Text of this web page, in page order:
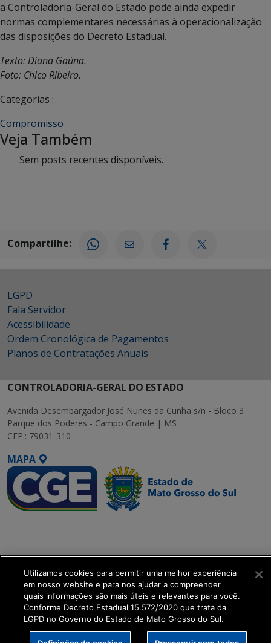
a Controladoria-Geral do Estado pode ainda expedir
normas complementares necessárias à operacionalização
das disposições do Decreto Estadual.
Texto: Diana Gaúna.
Foto: Chico Ribeiro.
Categorias :
Compromisso
Veja Também
Sem posts recentes disponíveis.
Compartilhe:
LGPD
Fala Servidor
Acessibilidade
Ordem Cronológica de Pagamentos
Planos de Contratações Anuais
CONTROLADORIA-GERAL DO ESTADO
Avenida Desembargador José Nunes da Cunha s/n - Bloco 3
Parque dos Poderes - Campo Grande | MS
CEP.: 79031-310
MAPA
Transformação Digital
get_footer();
Utilizamos cookies para permitir uma melhor experiência
em nosso website e para nos ajudar a compreender
quais informações são mais úteis e relevantes para você.
Conforme Decreto Estadual 15.572/2020 que trata da
LGPD no Governo do Estado de Mato Grosso do Sul.